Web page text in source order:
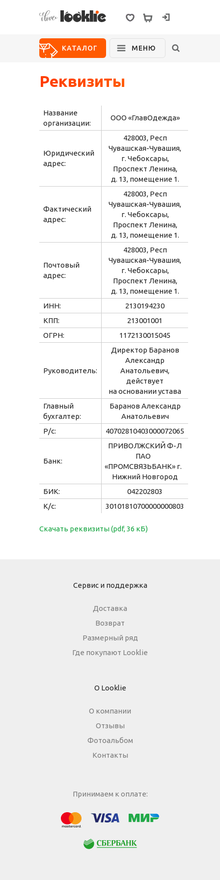
КАТАЛОГ МЕНЮ
О нас
Возврат
Размерный
Состав
полотен
Где покупают
Looklie
Посмотри, как
производится
наша одежда
Новинки Распродажа
Школа
Жакет Жилет
Комбинезон Костюм Пижама
Платье Рубашка Толстовка
Фартук школьный Шорты
Для мальчиков
Комбинезон Костюм
Рубашка Толстовка Шорты
Одежда для взрослых
Блуза Брюки
Реквизиты
Название
организации:
ООО «ГлавОдежда»
Юридический
адрес:
428003, Респ
Чувашская-Чувашия,
г. Чебоксары,
Проспект Ленина,
д. 13, помещение 1.
Фактический
адрес:
428003, Респ
Чувашская-Чувашия,
г. Чебоксары,
Проспект Ленина,
д. 13, помещение 1.
Почтовый
адрес:
428003, Респ
Чувашская-Чувашия,
г. Чебоксары,
Проспект Ленина,
д. 13, помещение 1.
ИНН:
2130194230
КПП:
213001001
ОГРН:
1172130015045
Руководитель:
Директор Баранов
Александр
Анатольевич,
действует
на основании устава
Главный
бухгалтер:
Баранов Александр
Анатольевич
Р/с:
40702810403000072065
Банк:
ПРИВОЛЖСКИЙ Ф-Л
ПАО
«ПРОМСВЯЗЬБАНК» г.
Нижний Новгород
БИК:
042202803
К/с:
30101810700000000803
Скачать реквизиты(pdf, 36 кБ)
Сервис и поддержка
Доставка
Возврат
Размерный ряд
Где покупают Looklie
О Looklie
О компании
Отзывы
Фотоальбом
Контакты
Принимаем к оплате: